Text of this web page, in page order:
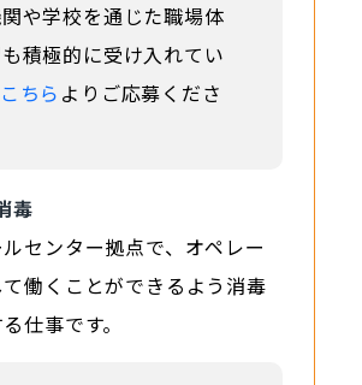
や学校を通じた職場体
積極的に受け入れてい
こちら よりご応募くださ
毒
センター拠点で、オペレー
働くことができるよう消毒
仕事です。